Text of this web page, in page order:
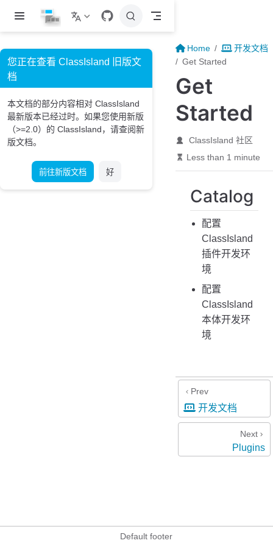
Skip to main content
Home
开发文档
Get Started
Get
Started
ClassIsland 社区
Less than 1 minute
Catalog
配置
ClassIsland
插件开发环
境
配置
ClassIsland
本体开发环
境
Prev
开发文档
Next
Plugins
Default footer
您正在查看 ClassIsland 旧版文
档
本文档的部分内容相对 ClassIsland
最新版本已经过时。如果您使用新版
（>=2.0）的 ClassIsland，请查阅新
版文档。
前往新版文档 好